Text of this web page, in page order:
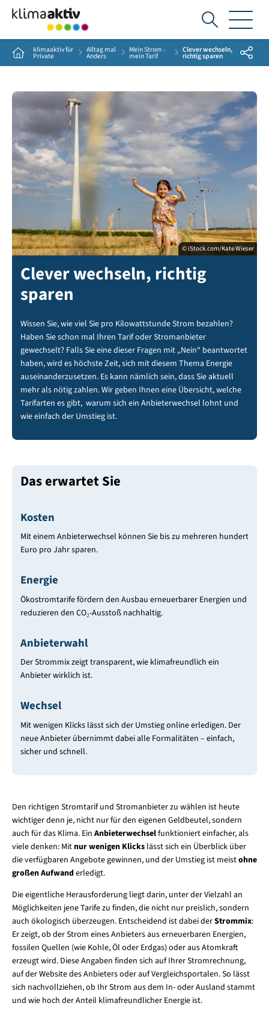
Ich
suche...
Home klimaaktiv für
Private
Alltag mal
Anders
Mein Strom -
mein Tarif
Clever wechseln,
richtig sparen Share
© iStock.com/Kate Wieser
Clever wechseln, richtig
sparen
Wissen Sie, wie viel Sie pro Kilowattstunde Strom bezahlen?
Haben Sie schon mal Ihren Tarif oder Stromanbieter
gewechselt? Falls Sie eine dieser Fragen mit „Nein“ beantwortet
haben, wird es höchste Zeit, sich mit diesem Thema Energie
auseinanderzusetzen. Es kann nämlich sein, dass Sie aktuell
mehr als nötig zahlen. Wir geben Ihnen eine Übersicht, welche
Tarifarten es gibt, warum sich ein Anbieterwechsel lohnt und
wie einfach der Umstieg ist.
Das erwartet Sie
Kosten
Mit einem Anbieterwechsel können Sie bis zu mehreren hundert
Euro pro Jahr sparen.
Energie
Ökostromtarife fördern den Ausbau erneuerbarer Energien und
reduzieren den CO₂-Ausstoß nachhaltig.
Anbieterwahl
Der Strommix zeigt transparent, wie klimafreundlich ein
Anbieter wirklich ist.
Wechsel
Mit wenigen Klicks lässt sich der Umstieg online erledigen. Der
neue Anbieter übernimmt dabei alle Formalitäten – einfach,
sicher und schnell.
Den richtigen Stromtarif und Stromanbieter zu wählen ist heute
wichtiger denn je, nicht nur für den eigenen Geldbeutel, sondern
auch für das Klima. Ein Anbieterwechselfunktioniert einfacher, als
viele denken: Mitnur wenigen Klickslässt sich ein Überblick über
die verfügbaren Angebote gewinnen, und der Umstieg ist meistohne
großen Aufwanderledigt.
Die eigentliche Herausforderung liegt darin, unter der Vielzahl an
Möglichkeiten jene Tarife zu finden, die nicht nur preislich, sondern
auch ökologisch überzeugen. Entscheidend ist dabei derStrommix:
Er zeigt, ob der Strom eines Anbieters aus erneuerbaren Energien,
fossilen Quellen (wie Kohle, Öl oder Erdgas) oder aus Atomkraft
erzeugt wird. Diese Angaben finden sich auf Ihrer Stromrechnung,
auf der Website des Anbieters oder auf Vergleichsportalen. So lässt
sich nachvollziehen, ob Ihr Strom aus dem In- oder Ausland stammt
und wie hoch der Anteil klimafreundlicher Energie ist.